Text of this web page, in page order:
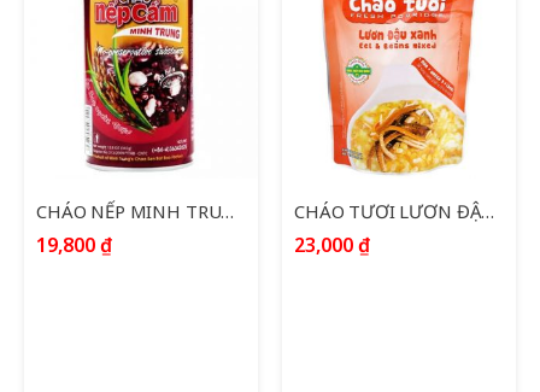
CHÁO NẾP MINH TRUNG 365G
19,800₫
CHÁO TƯƠI LƯƠN ĐẬU XANH 260G
23,000₫